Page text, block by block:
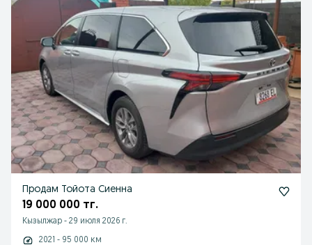
Продам Тойота Сиенна
19 000 000 тг.
Кызылжар - 29 июля 2026 г.
2021 - 95 000 км